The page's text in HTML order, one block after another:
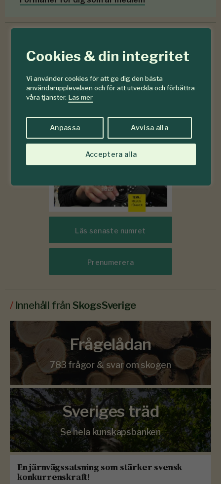
Cookies & din integritet
Vi använder cookies för att ge dig den bästa
användarupplevelsen och för att utveckla och förbättra
våra tjänster. Läs mer
Anpassa Avvisa alla
Acceptera alla
6-7
2026
Läs senaste numret
Prenumerera
/ Innehåll från SkogsSverige
Frågelådan
783 frågor & svar om skogen
Sveriges träd
Se hela kunskapsbanken
En järnvägssatsning som stärker svensk
konkurrenskraft!